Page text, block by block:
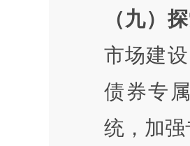
（九）
市场建
债券专
统，加